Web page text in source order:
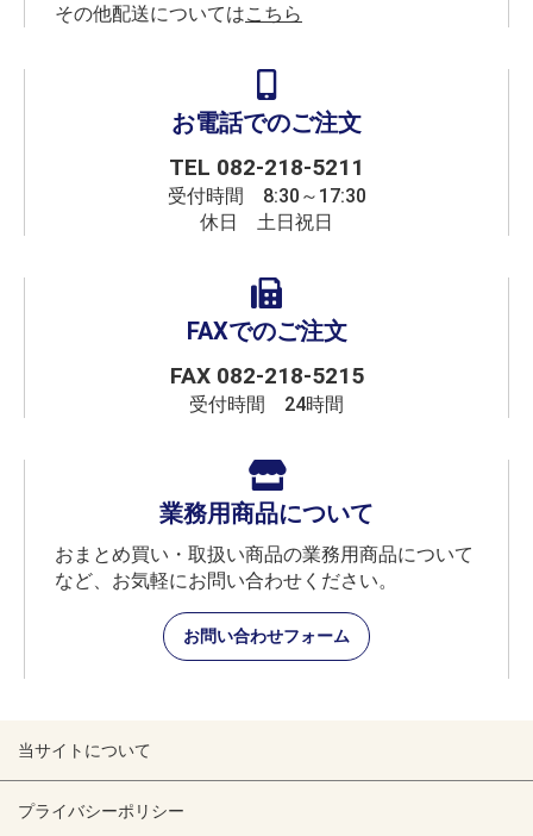
その他配送についてはこちら
お電話でのご注文
TEL 082-218-5211
受付時間 8:30～17:30
休日 土日祝日
FAXでのご注文
FAX 082-218-5215
受付時間 24時間
業務用商品について
おまとめ買い・取扱い商品の業務用商品について
など、お気軽にお問い合わせください。
お問い合わせフォーム
当サイトについて
プライバシーポリシー